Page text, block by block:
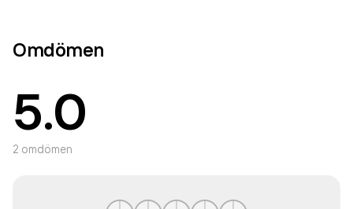
Omdömen
5.0
2 omdömen